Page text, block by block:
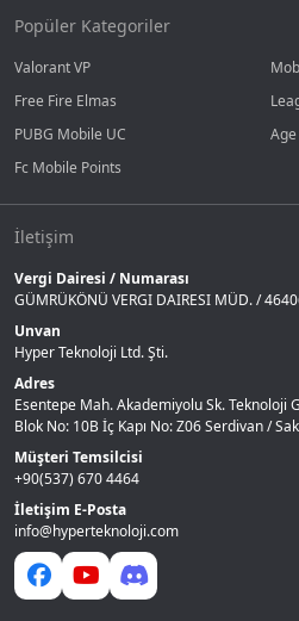
Popüler Kategoriler
Valorant VP
Free Fire Elmas
PUBG Mobile UC
Fc Mobile Points
İletişim
Vergi Dairesi / Numarası
GÜMRÜKÖNÜ VERGI DAIRESI MÜD. /
Unvan
Hyper Teknoloji Ltd. Şti.
Adres
Esentepe Mah. Akademiyolu Sk. Teknoloji
Blok No: 10B İç Kapı No: Z06 Serdivan /
Müşteri Temsilcisi
+90(537) 670 4464
İletişim E-Posta
info@hyperteknoloji.com